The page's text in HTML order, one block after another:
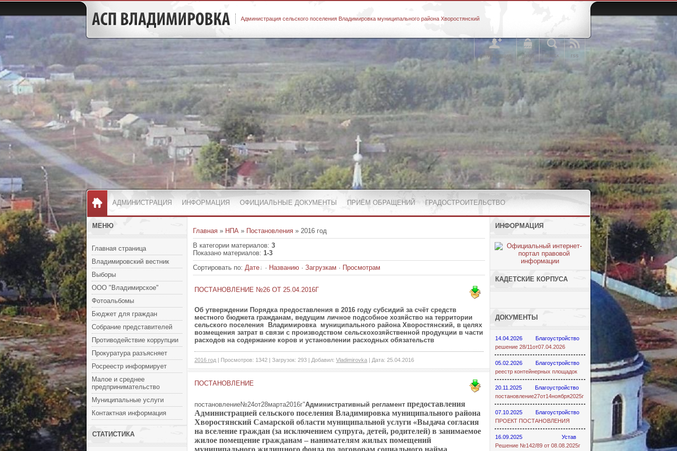
Администрация сельского поселения Владимировка муниципального района Хворостянский
регистрация вход поиск rss
АДМИНИСТРАЦИЯ ИНФОРМАЦИЯ ОФИЦИАЛЬНЫЕ ДОКУМЕНТЫ ПРИЁМ ОБРАЩЕНИЙ ГРАДОСТРОИТЕЛЬСТВО
МЕНЮ
Главная страница
Владимировский вестник
Выборы
ООО "Владимирское"
Фотоальбомы
Бюджет для граждан
Собрание представителей
Противодействие коррупции
Прокуратура разъясняет
Росреестр информирует
Малое и среднее
предпринимательство
Муниципальные услуги
Контактная информация
СТАТИСТИКА
Главная » НПА » Постановления » 2016 год
В категории материалов: 3
Показано материалов: 1-3
Сортировать по: Дате · Названию · Загрузкам · Просмотрам
ПОСТАНОВЛЕНИЕ №26 ОТ 25.04.2016Г
Об утверждении Порядка предоставления в 2016 году субсидий за счёт средств
местного бюджета гражданам, ведущим личное подсобное хозяйство на территории
сельского поселения Владимировка муниципального района Хворостянский, в целях
возмещения затрат в связи с производством сельскохозяйственной продукции в части
расходов на содержание коров и установлении расходных обязательств
2016 год | Просмотров: 1342 | Загрузок: 293 | Добавил: Vladimirovka | Дата: 25.04.2016
ПОСТАНОВЛЕНИЕ
постановление№24от28марта2016г"Административный регламент предоставления
Администрацией сельского поселения Владимировка муниципального района
Хворостянский Самарской области муниципальной услуги «Выдача согласия
на вселение граждан (за исключением супруга, детей, родителей) в занимаемое
жилое помещение гражданам – нанимателям жилых помещений
муниципального жилищного фонда по договорам социального найма
ИНФОРМАЦИЯ
КАДЕТСКИЕ КОРПУСА
ДОКУМЕНТЫ
14.04.2026
Благоустройство
решение 28/11от07.04.2026
05.02.2026
Благоустройство
реестр контейнерных площадок
20.11.2025
Благоустройство
постановление27от14ноября2025г
07.10.2025
Благоустройство
ПРОЕКТ ПОСТАНОВЛЕНИЯ
16.09.2025
Устав
Решение №142/89 от 08.08.2025г